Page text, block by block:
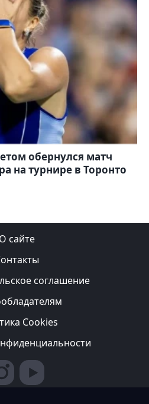
обернулся матч
на турнире в Торонто
О сайте
соглашение
Cookies